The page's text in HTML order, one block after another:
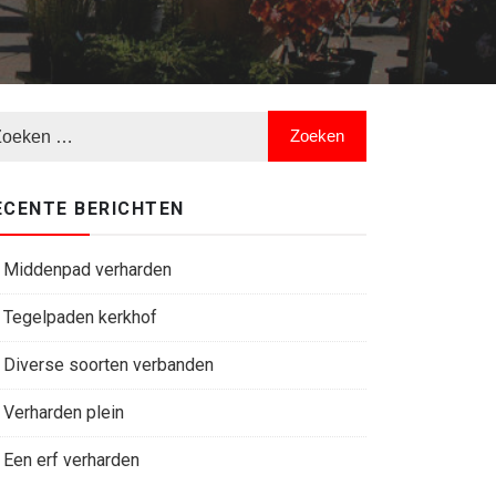
BERICHTEN
Middenpad verharden
Tegelpaden kerkhof
Diverse soorten verbanden
Verharden plein
Een erf verharden